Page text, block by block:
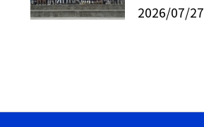
2026/07/27